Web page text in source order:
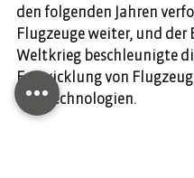
den folgenden Jahren
Flugzeuge weiter, und der
Weltkrieg beschleunigte
Entwicklung von
Flugtechnologien.